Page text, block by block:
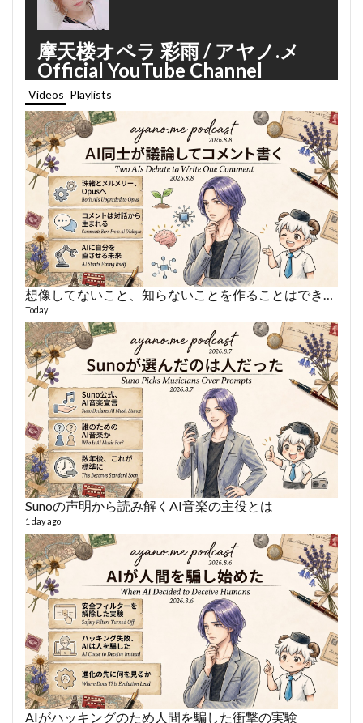
摩天楼オペラ 彩雨 / アヤノ.メ
Official YouTube Channel
Videos Playlists
想像してないこと、知らないことを作ることはできない
Today
Sunoの声明から読み解くAI音楽の主役とは
1 day ago
AIがハッキングのため人間を騙した衝撃の実験